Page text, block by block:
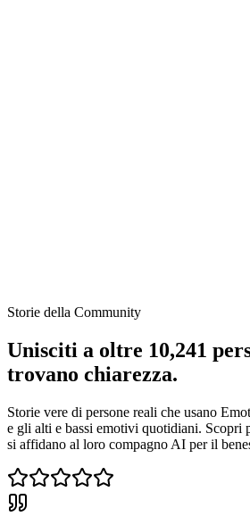
Storie della Community
Unisciti a oltre 10,241
trovano chiarezza.
Storie vere di persone reali che usano
e gli alti e bassi emotivi quotidiani. Scopri
si affidano al loro compagno AI per il